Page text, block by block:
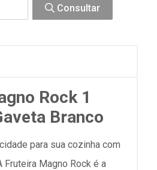
Consultar
Rock 1
Branco
para sua cozinha com
Magno Rock é a